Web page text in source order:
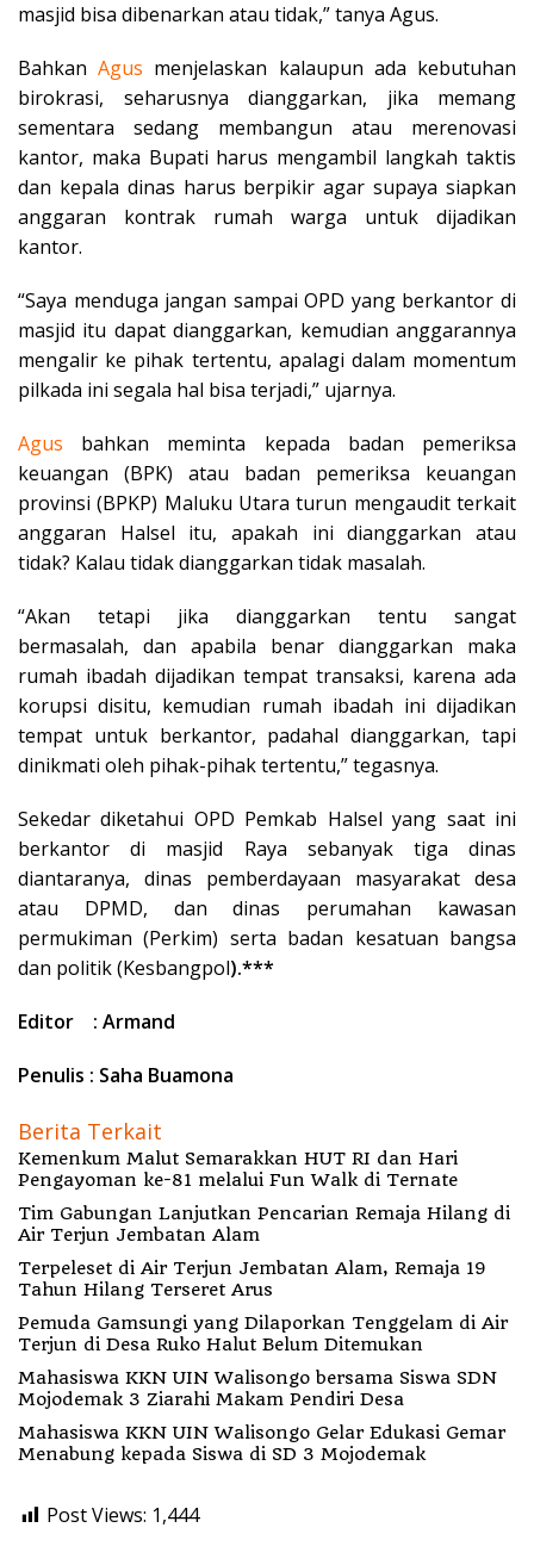
masjid bisa dibenarkan atau tidak,” tanya Agus.
BahkanAgus menjelaskan kalaupun ada kebutuhan
birokrasi, seharusnya dianggarkan, jika memang
sementara sedang membangun atau merenovasi
kantor, maka Bupati harus mengambil langkah taktis
dan kepala dinas harus berpikir agar supaya siapkan
anggaran kontrak rumah warga untuk dijadikan
kantor.
“Saya menduga jangan sampai OPD yang berkantor di
masjid itu dapat dianggarkan, kemudian anggarannya
mengalir ke pihak tertentu, apalagi dalam momentum
pilkada ini segala hal bisa terjadi,” ujarnya.
Agus bahkan meminta kepada badan pemeriksa
keuangan (BPK) atau badan pemeriksa keuangan
provinsi (BPKP) Maluku Utara turun mengaudit terkait
anggaran Halsel itu, apakah ini dianggarkan atau
tidak? Kalau tidak dianggarkan tidak masalah.
“Akan tetapi jika dianggarkan tentu sangat
bermasalah, dan apabila benar dianggarkan maka
rumah ibadah dijadikan tempat transaksi, karena ada
korupsi disitu, kemudian rumah ibadah ini dijadikan
tempat untuk berkantor, padahal dianggarkan, tapi
dinikmati oleh pihak-pihak tertentu,” tegasnya.
Sekedar diketahui OPD Pemkab Halsel yang saat ini
berkantor di masjid Raya sebanyak tiga dinas
diantaranya, dinas pemberdayaan masyarakat desa
atau DPMD, dan dinas perumahan kawasan
permukiman (Perkim) serta badan kesatuan bangsa
dan politik (Kesbangpol).***
Editor : Armand
Penulis : Saha Buamona
Berita Terkait
Kemenkum Malut Semarakkan HUT RI dan Hari
Pengayoman ke-81 melalui Fun Walk di Ternate
Tim Gabungan Lanjutkan Pencarian Remaja Hilang di
Air Terjun Jembatan Alam
Terpeleset di Air Terjun Jembatan Alam, Remaja 19
Tahun Hilang Terseret Arus
Pemuda Gamsungi yang Dilaporkan Tenggelam di Air
Terjun di Desa Ruko Halut Belum Ditemukan
Mahasiswa KKN UIN Walisongo bersama Siswa SDN
Mojodemak 3 Ziarahi Makam Pendiri Desa
Mahasiswa KKN UIN Walisongo Gelar Edukasi Gemar
Menabung kepada Siswa di SD 3 Mojodemak
Post Views: 1,444